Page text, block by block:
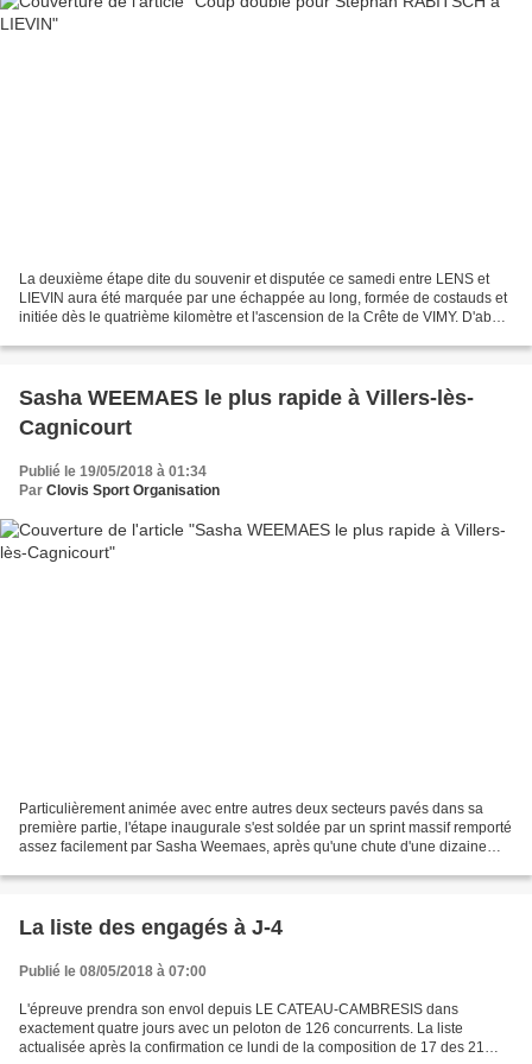
La deuxième étape dite du souvenir et disputée ce samedi entre LENS et
LIEVIN aura été marquée par une échappée au long, formée de costauds et
initiée dès le quatrième kilomètre et l'ascension de la Crête de VIMY. D'abord
Sasha WEEMAES le plus rapide à Villers-lès-
Cagnicourt
Publié le 19/05/2018 à 01:34
Par Clovis Sport Organisation
Particulièrement animée avec entre autres deux secteurs pavés dans sa
première partie, l'étape inaugurale s'est soldée par un sprint massif remporté
assez facilement par Sasha Weemaes, après qu'une chute d'une dizaine
La liste des engagés à J-4
Publié le 08/05/2018 à 07:00
L'épreuve prendra son envol depuis LE CATEAU-CAMBRESIS dans
exactement quatre jours avec un peloton de 126 concurrents. La liste
actualisée après la confirmation ce lundi de la composition de 17 des 21